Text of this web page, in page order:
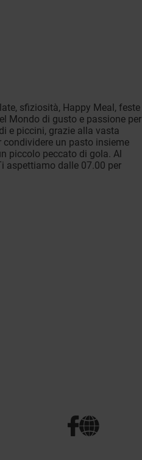
sfiziosità, Happy Meal, feste
Mondo di gusto e passione per
e piccini, grazie alla vasta
un pasto insieme
piccolo peccato di gola. Al
aspettiamo dalle 07.00 per